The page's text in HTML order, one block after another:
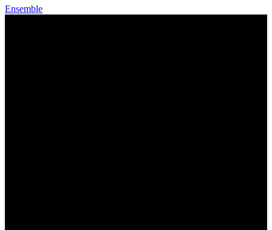
Ensemble